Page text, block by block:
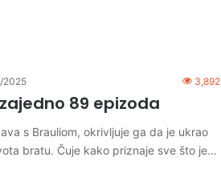
2025 3,892
89 epizoda
s Brauliom, okrivljuje ga da je ukrao
bratu. Čuje kako priznaje sve što je…